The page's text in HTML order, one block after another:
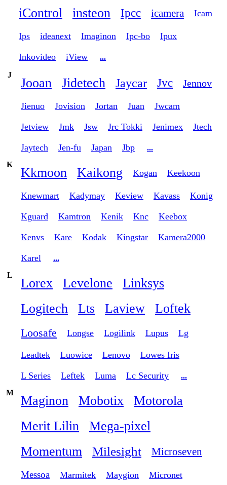
iControl
insteon Ipcc icamera Icam
Ips ideanext Imaginon Ipc-bo Ipux
Inkovideo iView ...
J
Jooan Jidetech Jaycar Jvc Jennov
Jienuo Jovision Jortan Juan Jwcam
Jetview Jmk Jsw Jrc Tokki Jenimex Jtech
Jaytech Jen-fu Japan Jbp
...
K
Kkmoon Kaikong Kogan Keekoon
Knewmart Kadymay Keview Kavass Konig
Kguard Kamtron Kenik Knc Keebox
Kenvs Kare Kodak Kingstar Kamera2000
Karel
...
L
Lorex Levelone
Linksys
Logitech
Lts Laview Loftek
Loosafe Longse Logilink Lupus Lg
Leadtek Luowice Lenovo Lowes Iris
L Series Leftek Luma Lc Security
...
M
Maginon Mobotix
Motorola
Merit Lilin
Mega-pixel
Momentum
Milesight Microseven
Messoa Marmitek Maygion Micronet